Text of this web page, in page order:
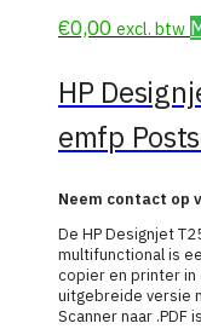
€0,00 excl. btw
HP
emfp
Neem contact op
De HP Designjet
multifunctional is
copier en printer in
uitgebreide versie
Scanner naar .PDF